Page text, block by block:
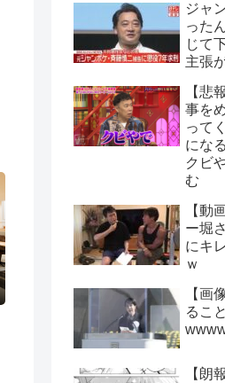
ジャ
った
じて
主張
【悲
事を
って
にな
クビ
む
【動
ー堀
にキ
ｗ
【画
るこ
【朗